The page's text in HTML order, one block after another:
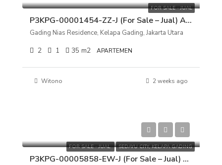
FOR SALE - JUAL
P3KPG-00001454-ZZ-J (For Sale – Jual) Apartemen Gading Nias Residence Tower Dahlia Lt.10, Kelapa Gading, Jakarta Utara
Gading Nias Residence, Kelapa Gading, Jakarta Utara
2 1 35 m2 APARTEMEN
Witono 2 weeks ago
FOR SALE - JUAL SEDAYU CITY, KELAPA GADING
P3KPG-00005858-EW-J (For Sale – Jual) Apartemen Sedayu City Tower Melbourne Lt.7 Kelapa Gading, Jakarta Utara